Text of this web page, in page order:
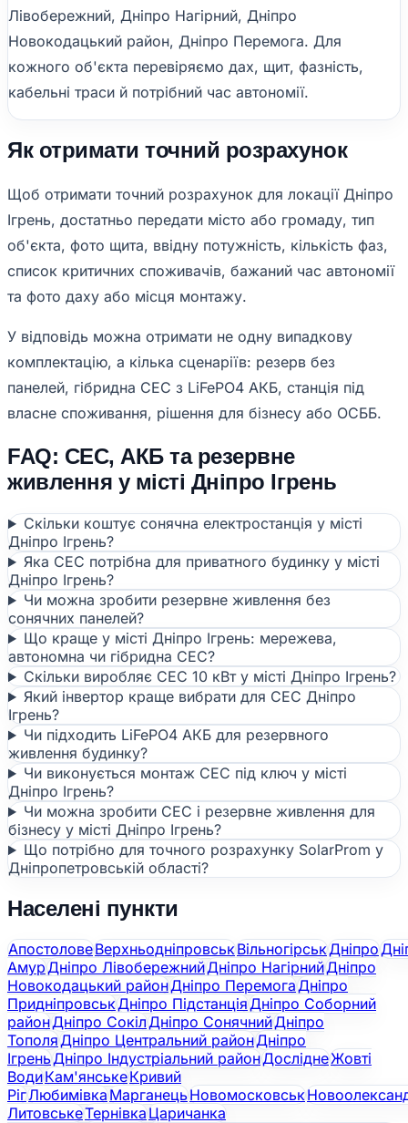
Лівобережний, Дніпро Нагірний, Дніпро
Новокодацький район, Дніпро Перемога. Для
кожного об'єкта перевіряємо дах, щит, фазність,
кабельні траси й потрібний час автономії.
Як отримати точний розрахунок
Щоб отримати точний розрахунок для локації Дніпро
Ігрень, достатньо передати місто або громаду, тип
об'єкта, фото щита, ввідну потужність, кількість фаз,
список критичних споживачів, бажаний час автономії
та фото даху або місця монтажу.
У відповідь можна отримати не одну випадкову
комплектацію, а кілька сценаріїв: резерв без
панелей, гібридна СЕС з LiFePO4 АКБ, станція під
власне споживання, рішення для бізнесу або ОСББ.
FAQ: СЕС, АКБ та резервне
живлення у місті Дніпро Ігрень
Скільки коштує сонячна електростанція у місті
Дніпро Ігрень?
Яка СЕС потрібна для приватного будинку у місті
Дніпро Ігрень?
Чи можна зробити резервне живлення без
сонячних панелей?
Що краще у місті Дніпро Ігрень: мережева,
автономна чи гібридна СЕС?
Скільки виробляє СЕС 10 кВт у місті Дніпро Ігрень?
Який інвертор краще вибрати для СЕС Дніпро
Ігрень?
Чи підходить LiFePO4 АКБ для резервного
живлення будинку?
Чи виконується монтаж СЕС під ключ у місті
Дніпро Ігрень?
Чи можна зробити СЕС і резервне живлення для
бізнесу у місті Дніпро Ігрень?
Що потрібно для точного розрахунку SolarProm у
Дніпропетровській області?
Населені пункти
АпостоловеВерхньодніпровськВільногірськДніпро
АмурДніпро ЛівобережнийДніпро НагірнийДніпро
Новокодацький районДніпро ПеремогаДніпро
ПридніпровськДніпро ПідстанціяДніпро Соборний
районДніпро СокілДніпро СонячнийДніпро
ТополяДніпро Центральний районДніпро
ІгреньДніпро Індустріальний районДосліднеЖовті
ВодиКам'янськеКривий
РігЛюбимівкаМарганецьНовомосковськ
ЛитовськеТернівкаЦаричанка